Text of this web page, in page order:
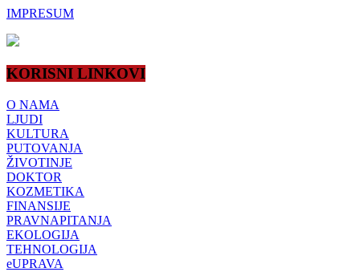
IMPRESUM
KORISNI LINKOVI
O NAMA
LJUDI
KULTURA
PUTOVANJA
ŽIVOTINJE
DOKTOR
KOZMETIKA
FINANSIJE
PRAVNAPITANJA
EKOLOGIJA
TEHNOLOGIJA
eUPRAVA